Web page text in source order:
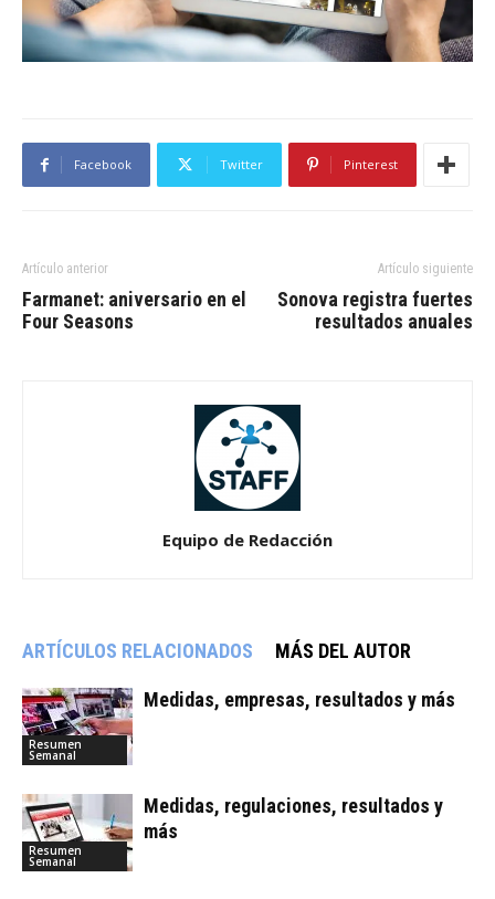
Facebook Twitter Pinterest
Artículo anterior
Farmanet: aniversario en el
Four Seasons
Artículo siguiente
Sonova registra fuertes
resultados anuales
Equipo de Redacción
ARTÍCULOS RELACIONADOS MÁS DEL AUTOR
Resumen
Semanal
Medidas, empresas, resultados y más
Resumen
Semanal
Medidas, regulaciones, resultados y
más